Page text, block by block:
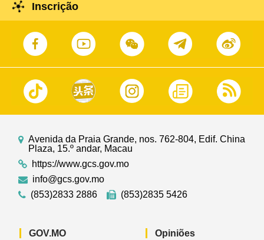
Inscrição
Avenida da Praia Grande, nos. 762-804, Edif. China
Plaza, 15.º andar, Macau
https://www.gcs.gov.mo
info@gcs.gov.mo
(853)2833 2886
(853)2835 5426
GOV.MO Opiniões